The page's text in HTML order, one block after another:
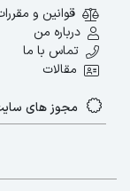
مدیریت
برای کنترل
استرس‌زا و
فرار کرد، اما
قوانین و
درباره من
تماس با ما
مقالات
مجوز های